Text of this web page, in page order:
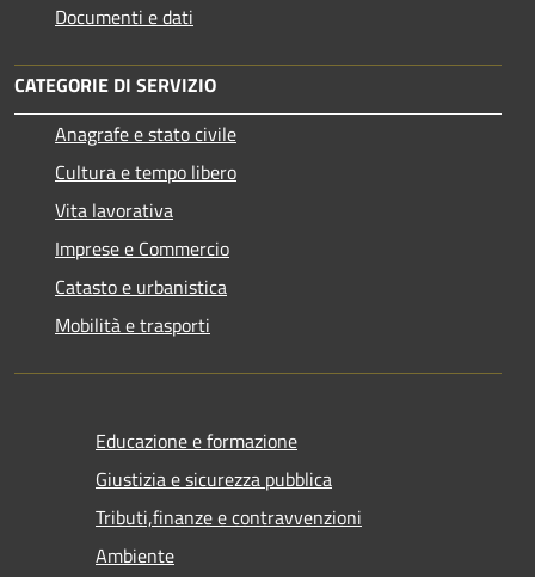
Documenti e dati
CATEGORIE DI SERVIZIO
Anagrafe e stato civile
Cultura e tempo libero
Vita lavorativa
Imprese e Commercio
Catasto e urbanistica
Mobilità e trasporti
Educazione e formazione
Giustizia e sicurezza pubblica
Tributi,finanze e contravvenzioni
Ambiente